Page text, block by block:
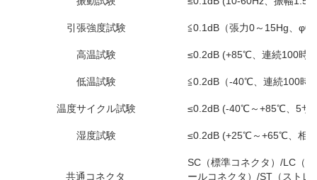
引張強度試験 ≦0.1dB（張力0～15Hg、
高温試験 ≤0.2dB (+85℃、連続100時
低温試験 ≦0.2dB（-40℃、連続100時
温度サイクル試験 ≤0.2dB (-40℃～+85℃、5サ
湿度試験 ≤0.2dB (+25℃～+65℃、相
共通コネクタ
SC（標準コネクタ）/LC（
ールコネクタ）/ST（ストレ